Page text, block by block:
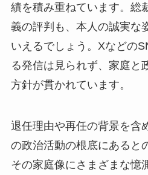
績を積み重ねています。総
義の評判も、本人の誠実な
いえるでしょう。Xなどの
る発信は見られず、家庭と
方針が貫かれています。
退任理由や再任の背景を含
の政治活動の根底にあると
その家庭像にさまざまな憶